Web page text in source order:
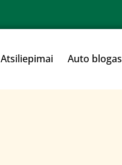
Atsiliepimai Auto blogas